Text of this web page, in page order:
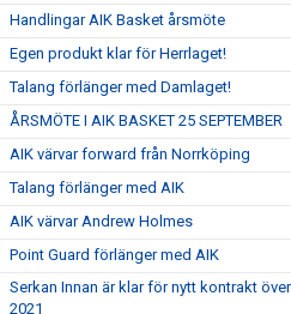
Handlingar AIK Basket årsmöte
Egen produkt klar för Herrlaget!
Talang förlänger med Damlaget!
ÅRSMÖTE I AIK BASKET 25 SEPTEMBER
AIK värvar forward från Norrköping
Talang förlänger med AIK
AIK värvar Andrew Holmes
Point Guard förlänger med AIK
Serkan Innan är klar för nytt kontrakt
2021